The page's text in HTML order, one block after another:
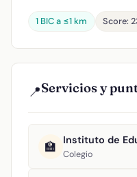
1 BIC a ≤1 km Score:
📍Servicios y
🏫 Colegio